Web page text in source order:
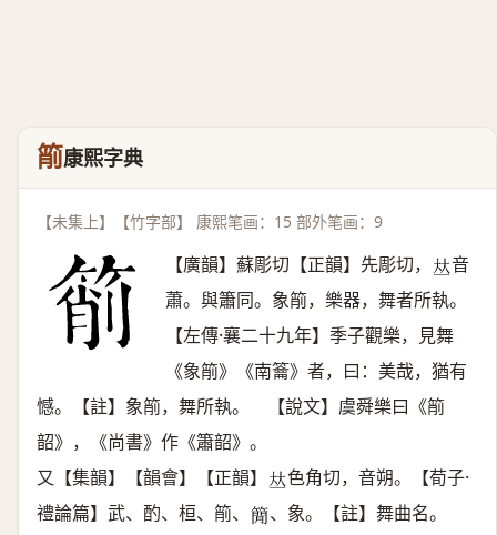
箾康熙字典
【未集上】【竹字部】 康熙笔画：15 部外笔画：9
【廣韻】蘇彫切【正韻】先彫切， 𠀤音
蕭。與簫同。象箾，樂器，舞者所執。
【左傳·襄二十九年】季子觀樂，見舞
《象箾》《南籥》者，曰：美哉，猶有
憾。【註】象箾，舞所執。 【說文】虞舜樂曰《箾
韶》，《尚書》作《簫韶》。
又【集韻】【韻會】【正韻】 𠀤色角切，音朔。【荀子·
禮論篇】武、酌、桓、箾、 𥳑 、象。【註】舞曲名。